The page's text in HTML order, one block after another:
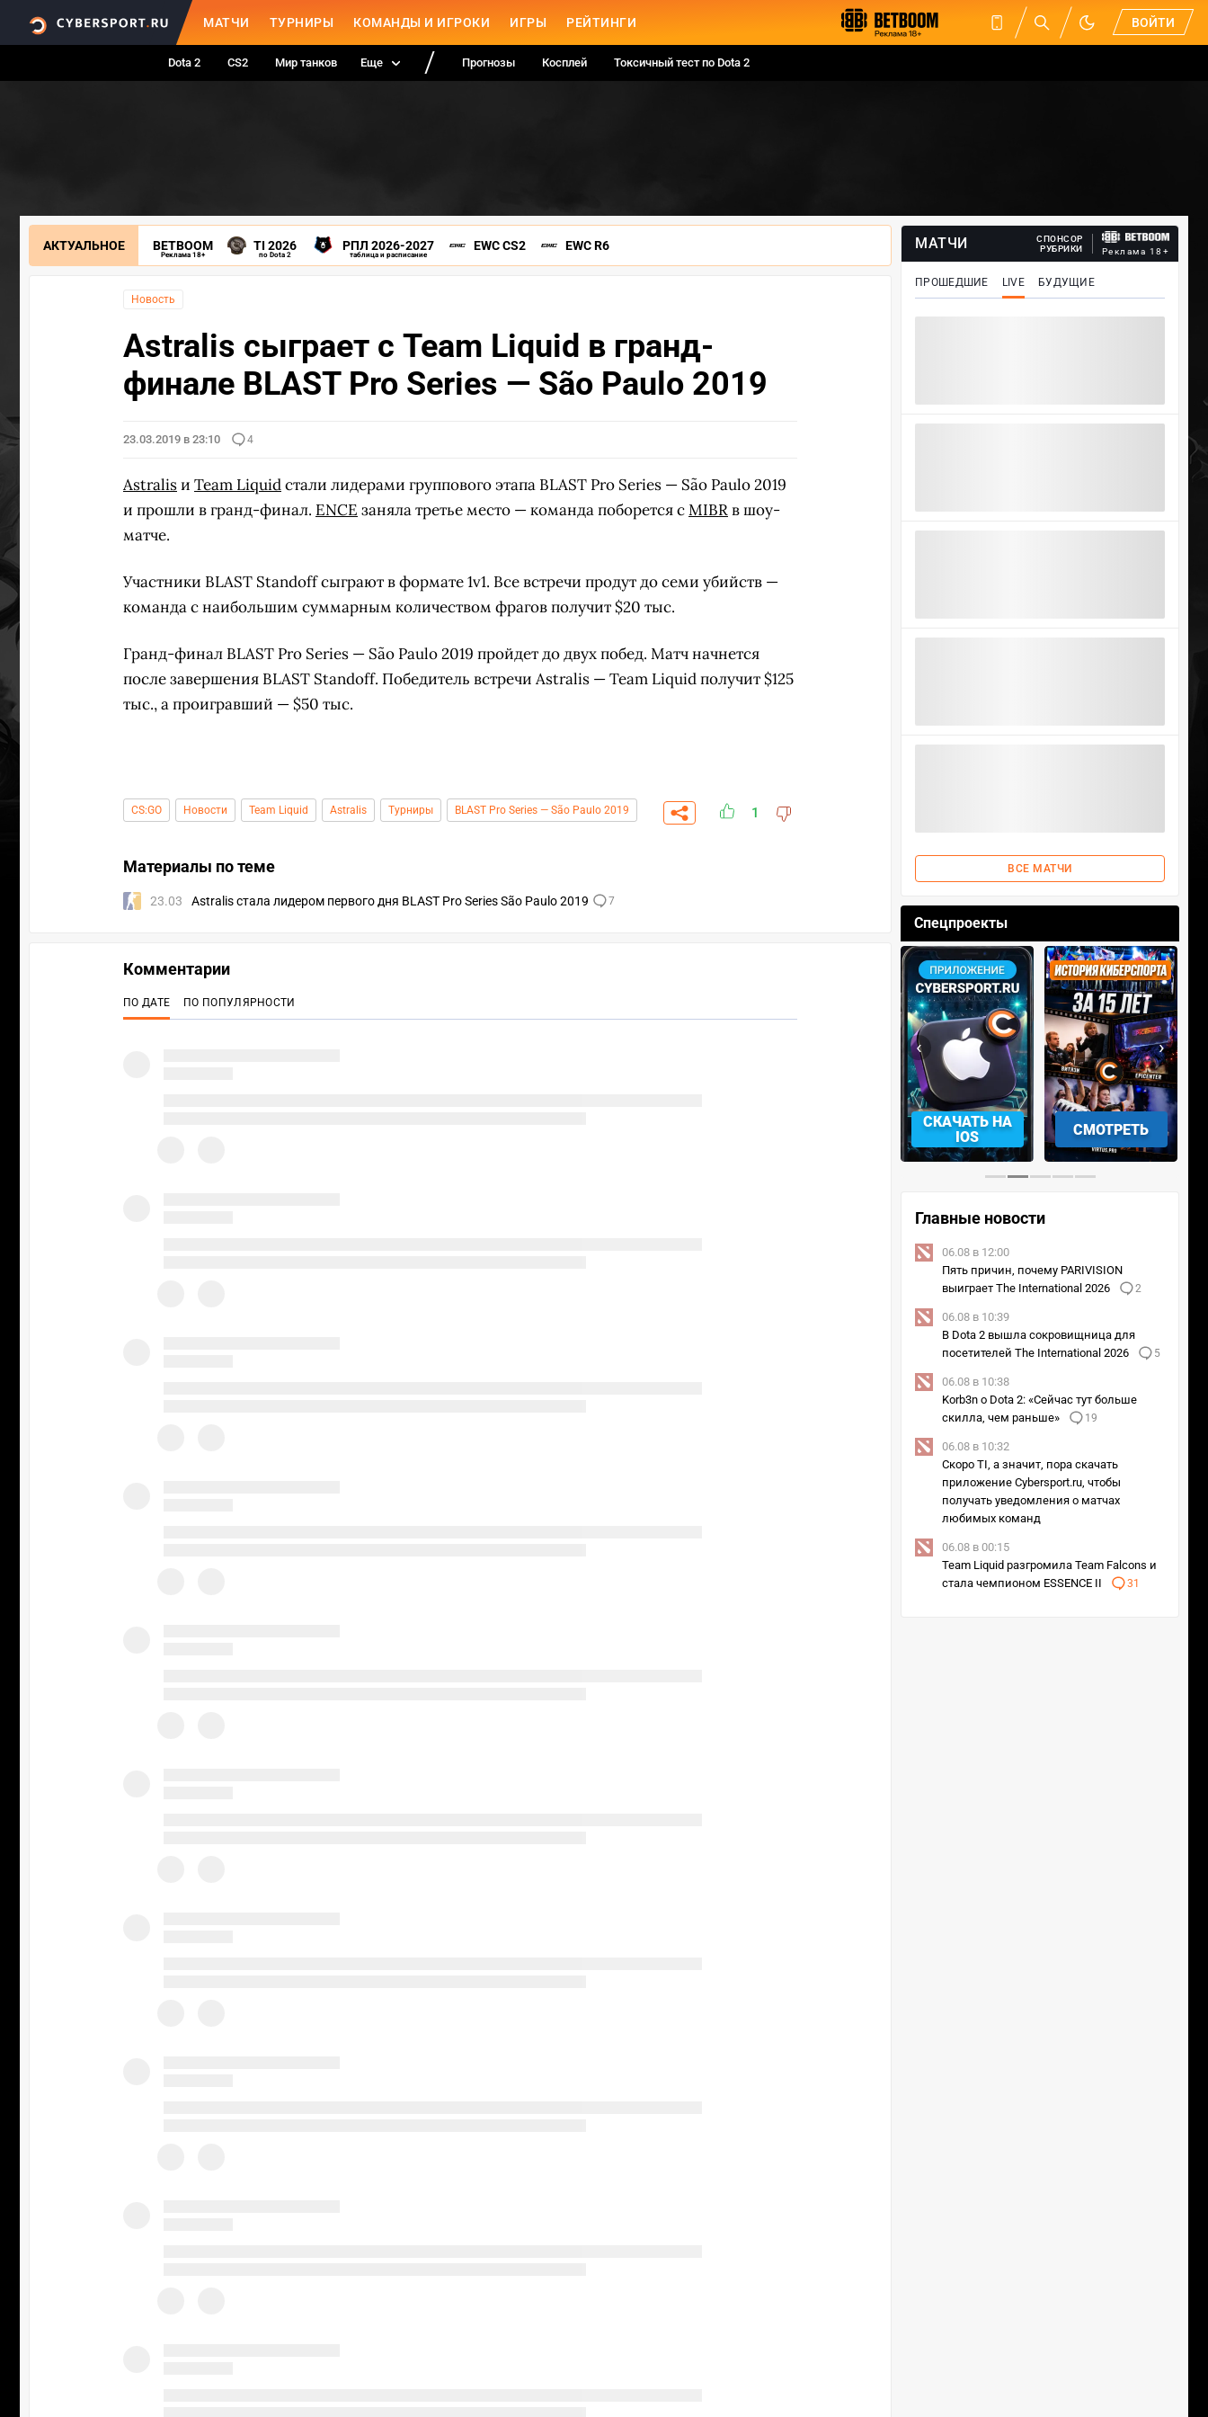
МАТЧИ ТУРНИРЫ КОМАНДЫ И ИГРОКИ ИГРЫ РЕЙТИНГИ ВОЙТИ
Dota 2 CS2 Мир танков Еще Прогнозы Косплей Токсичный тест по Dota 2
АКТУАЛЬНОЕ BETBOOM
Реклама 18+
TI 2026
по Dota 2
РПЛ 2026-2027
таблица и расписание
EWC CS2 EWC R6
Новость
Astralis сыграет с Team Liquid в гранд-
финале BLAST Pro Series — São Paulo 2019
23.03.2019 в 23:10 4
Astralisи Team Liquidстали лидерами группового этапа BLAST Pro Series — São Paulo 2019
и прошли в гранд-финал. ENCE заняла третье место — команда поборется сMIBRв шоу-
матче.
Участники BLAST Standoff сыграют в формате 1v1. Все встречи продут до семи убийств —
команда с наибольшим суммарным количеством фрагов получит $20 тыс.
Гранд-финал BLAST Pro Series — São Paulo 2019 пройдет до двух побед. Матч начнется
после завершения BLAST Standoff. Победитель встречи Astralis — Team Liquid получит $125
тыс., а проигравший — $50 тыс.
CS:GO Новости Team Liquid Astralis Турниры BLAST Pro Series — São Paulo 2019 1
Материалы по теме
23.03 Astralis стала лидером первого дня BLAST Pro Series São Paulo 2019 7
МАТЧИ
СПОНСОР
РУБРИКИ
Реклама 18+
ПРОШЕДШИЕ LIVE БУДУЩИЕ
ВСЕ МАТЧИ
Спецпроекты
СМОТРЕТЬ УЧАСТВОВАТЬ
‹ ›
Главные новости
06.08 в 12:00
Пять причин, почему PARIVISION
выиграет The International 2026
2
06.08 в 10:39
В Dota 2 вышла сокровищница для
посетителей The International 2026
5
06.08 в 10:38
Korb3n о Dota 2: «Сейчас тут больше
скилла, чем раньше»
19
06.08 в 10:32
Скоро TI, а значит, пора скачать
приложение Cybersport.ru, чтобы
получать уведомления о матчах
любимых команд
06.08 в 00:15
Team Liquid разгромила Team Falcons и
стала чемпионом ESSENCE II
31
Комментарии
ПО ДАТЕ ПО ПОПУЛЯРНОСТИ